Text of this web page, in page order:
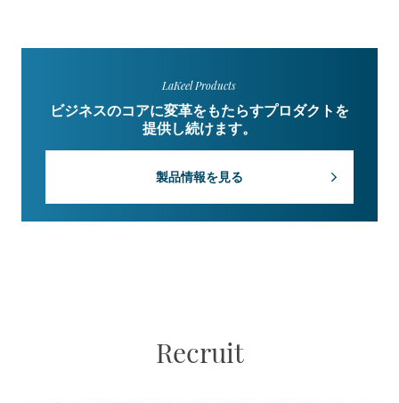
LaKeel Products
ビジネスのコアに変革をもたらすプロダクトを
提供し続けます。
製品情報を見る
Recruit